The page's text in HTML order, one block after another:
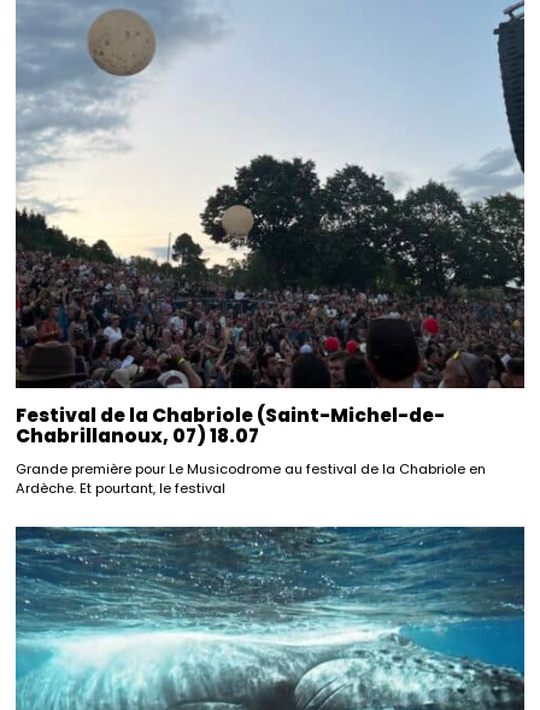
Festival de la Chabriole (Saint-Michel-de-
Chabrillanoux, 07) 18.07
Grande première pour Le Musicodrome au festival de la Chabriole en
Ardèche. Et pourtant, le festival